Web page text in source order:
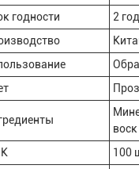
годности
2
воск
100